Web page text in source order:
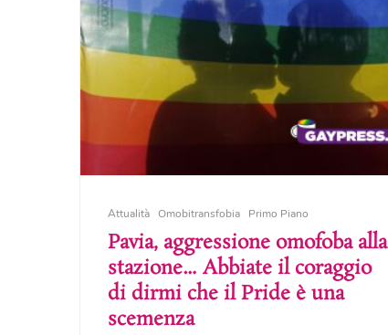
Attualità Omobitransfobia Primo Piano
Pavia, aggressione omofoba alla
stazione… Abbiate il coraggio
di dirmi che il Pride è una
scemenza